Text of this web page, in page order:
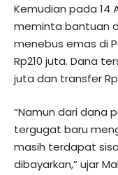
Kemudian pada 14
meminta bantuan
menebus emas di
Rp210 juta. Dana
juta dan transfer
“Namun dari dana
tergugat baru
masih terdapat
dibayarkan,” ujar